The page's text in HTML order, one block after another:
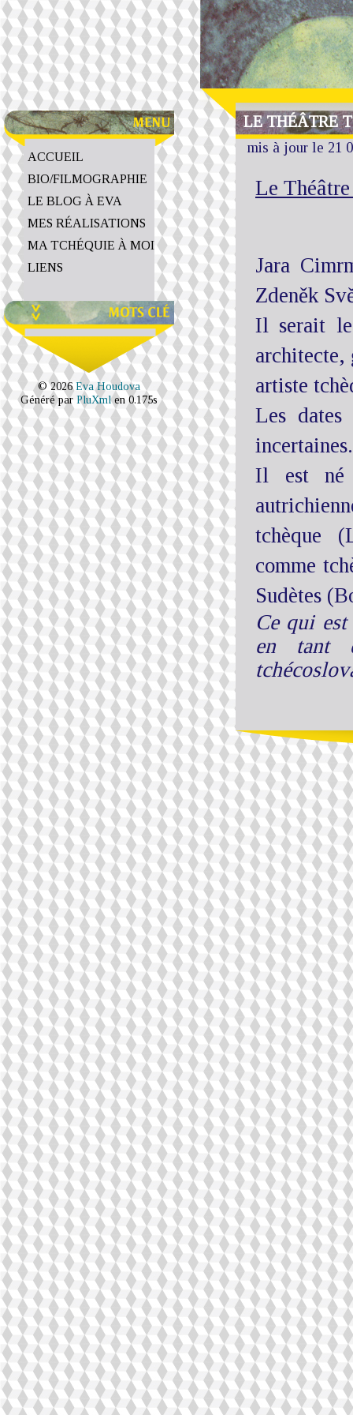
LE THÉÂTRE
mis à jour le 21
Le
Jara
Zdeněk
Il serait le
architecte,
artiste
Les dates
incertaines.
Il est né
tchèque
comme
Sudètes
Ce qui
en tant
ACCUEIL
BIO/FILMOGRAPHIE
LE BLOG À EVA
MES RÉALISATIONS
MA TCHÉQUIE À MOI
LIENS
© 2026Eva Houdova
Généré par PluXmlen 0.175s